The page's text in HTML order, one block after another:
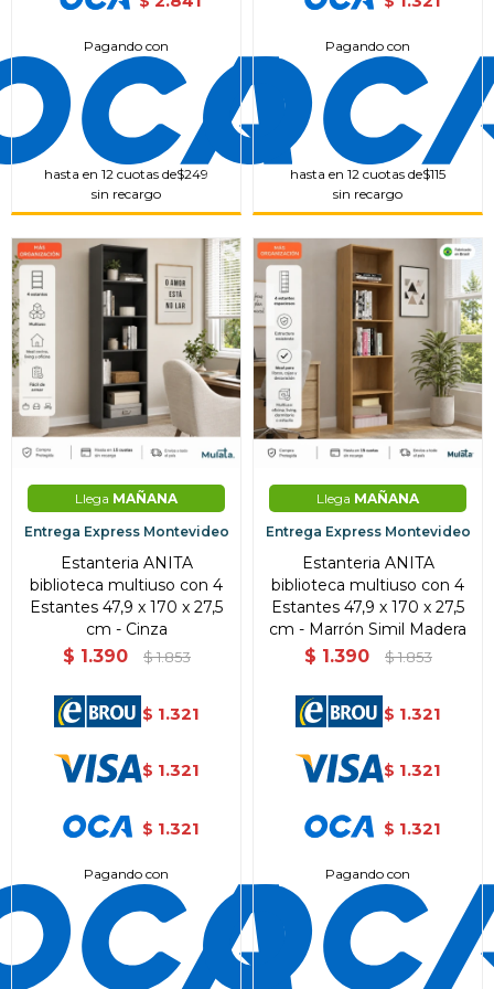
Pagando con
hasta en 12 cuotas de$249
sin recargo
Pagando con
hasta en 12 cuotas de$115
sin recargo
Llega MAÑANA
Entrega Express Montevideo
Estanteria ANITA
biblioteca multiuso con 4
Estantes 47,9 x 170 x 27,5
cm - Cinza
$ 1.390 $ 1.853
$ 1.321
$ 1.321
$ 1.321
Pagando con
Llega MAÑANA
Entrega Express Montevideo
Estanteria ANITA
biblioteca multiuso con 4
Estantes 47,9 x 170 x 27,5
cm - Marrón Simil Madera
$ 1.390 $ 1.853
$ 1.321
$ 1.321
$ 1.321
Pagando con